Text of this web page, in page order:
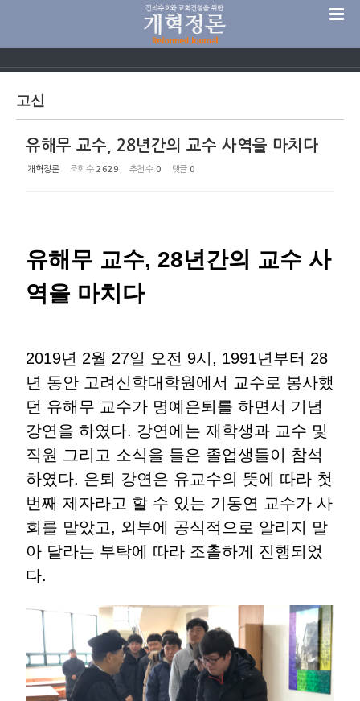
고신
유해무 교수, 28년간의 교수 사역을 마치다
개혁정론 조회 수 2629 추천 수 0 댓글 0
유해무 교수, 28년간의 교수 사
역을 마치다
2019년 2월 27일 오전 9시, 1991년부터 28
년 동안 고려신학대학원에서 교수로 봉사했
던 유해무 교수가 명예은퇴를 하면서 기념
강연을 하였다. 강연에는 재학생과 교수 및
직원 그리고 소식을 들은 졸업생들이 참석
하였다. 은퇴 강연은 유교수의 뜻에 따라 첫
번째 제자라고 할 수 있는 기동연 교수가 사
회를 맡았고, 외부에 공식적으로 알리지 말
아 달라는 부탁에 따라 조촐하게 진행되었
다.
Sketchbook5, 스케치북5
Sketchbook5, 스케치북5